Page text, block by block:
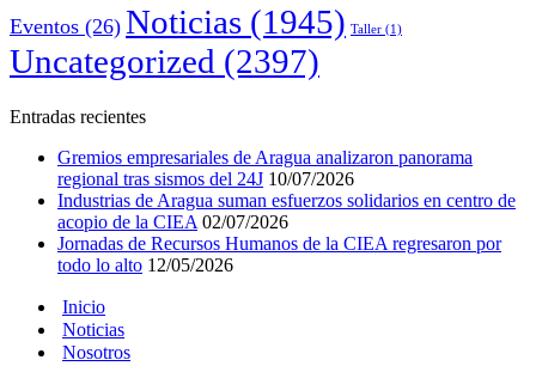
Eventos (26) Noticias (1945) Taller (1)
Uncategorized (2397)
Entradas recientes
Gremios empresariales de Aragua analizaron panorama
regional tras sismos del 24J 10/07/2026
Industrias de Aragua suman esfuerzos solidarios en centro de
acopio de la CIEA 02/07/2026
Jornadas de Recursos Humanos de la CIEA regresaron por
todo lo alto 12/05/2026
Inicio
Noticias
Nosotros